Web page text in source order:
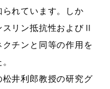
れています。しか
スリン抵抗性およびⅡ
チンと同等の作用を
井利郎教授の研究グ